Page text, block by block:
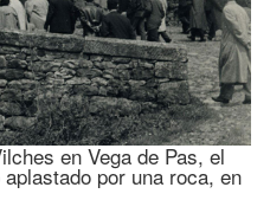
en Vega de Pas, el
por una roca, en